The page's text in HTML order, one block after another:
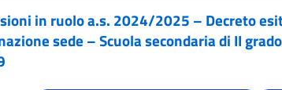
in ruolo a.s. 2024/2025 – Decreto
sede – Scuola secondaria di II